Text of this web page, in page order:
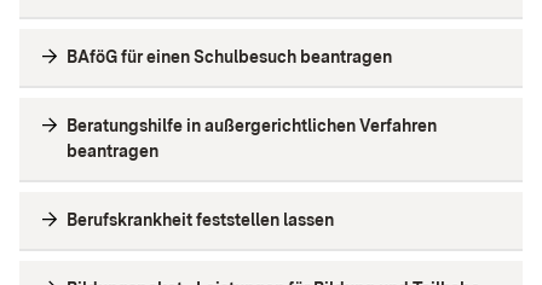
BAföG für einen Schulbesuch beantragen
Beratungshilfe in außergerichtlichen Verfahren
beantragen
Berufskrankheit feststellen lassen